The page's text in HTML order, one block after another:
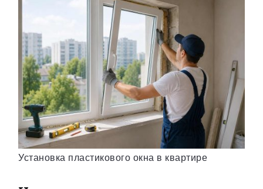
Установка пластикового окна в квартире